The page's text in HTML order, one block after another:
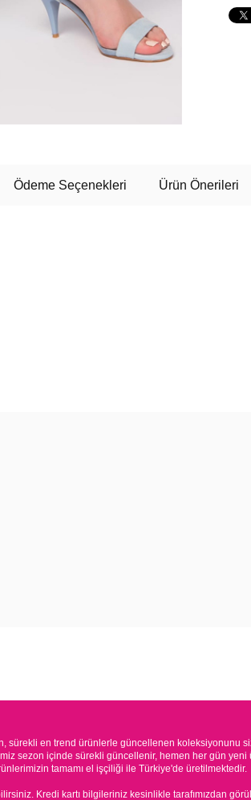
Ödeme Seçenekleri Ürün Önerileri
sürekli en trend ürünlerle güncellenen koleksiyonunu
sezon içinde sürekli güncellenir, hemen her gün
tamamı el işçiliği ile Türkiye'de üretilmektedir.
Kredi kartı bilgileriniz kesinlikle tarafımızdan